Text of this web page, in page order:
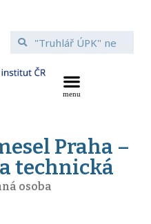
Praha –
technická
osoba